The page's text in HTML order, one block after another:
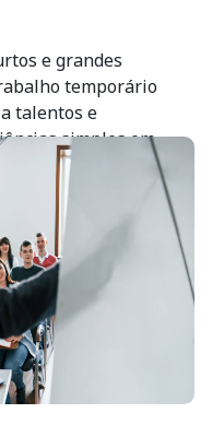
e grandes
temporário
talentos e
simples em
para o futuro